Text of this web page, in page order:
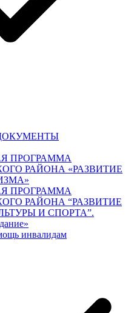
ПРОГРАММА
РАЙОНА «РАЗВИТИЕ
ПРОГРАММА
РАЙОНА “РАЗВИТИЕ
И СПОРТА”.
инвалидам